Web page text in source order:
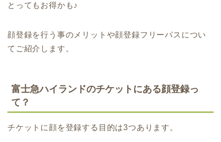
とってもお得かも♪
顔登録を行う事のメリットや顔登録フリーパスについ
てご紹介します。
富士急ハイランドのチケットにある顔登録っ
て？
チケットに顔を登録する目的は3つあります。